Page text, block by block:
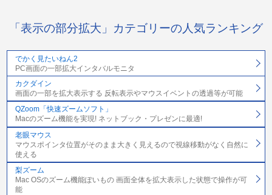
「表示の部分拡大」カテゴリーの人気ランキング
でかく見たいねん2
PC画面の一部拡大インタバルモニタ
カクダイン
画面の一部を拡大表示する 反転表示やマウスイベントの透過等が可能
QZoom「快速ズームソフト」
Macのズーム機能を実現! ネットブック・プレゼンに最適!
老眼マウス
マウスポインタ位置がそのまま大きく見えるので視線移動がなく自然に
使える
梨ズーム
Mac OSのズーム機能ぽいもの 画面全体を拡大表示した状態で操作が可
能